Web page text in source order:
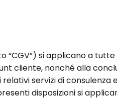
“CGV”) si applicano a
cliente, nonché alla
relativi servizi di
disposizioni si